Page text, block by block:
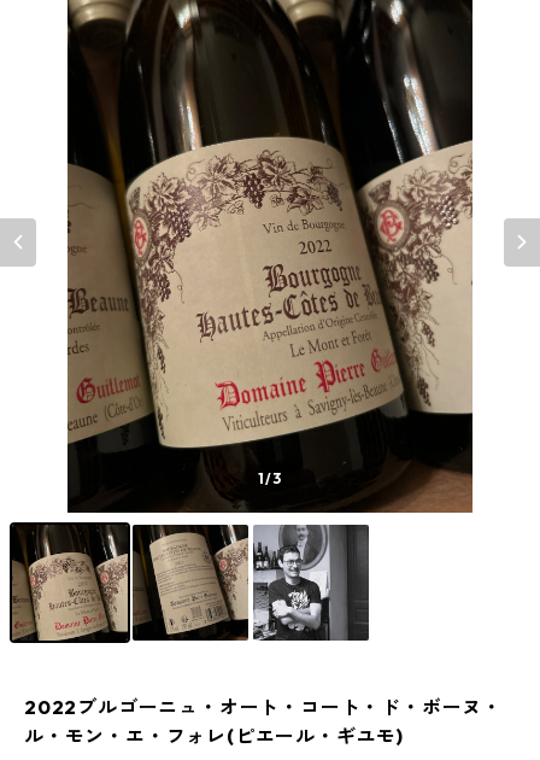
1/3
2022ブルゴーニュ・オート・コート・ド・ボーヌ・
ル・モン・エ・フォレ(ピエール・ギユモ)